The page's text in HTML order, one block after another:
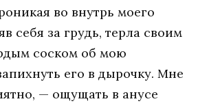
во внутрь моего
себя за грудь, терла своим
соском об мою
его в дырочку. Мне
— ощущать в анусе